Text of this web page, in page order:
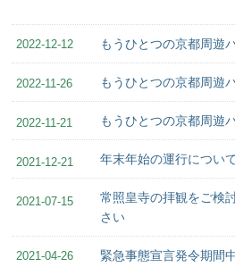
2022-12-12 もうひとつの京都周遊
2022-11-26 もうひとつの京都周遊
2022-11-21 もうひとつの京都周遊
2021-12-21 年末年始の運行につい
2021-07-15
常照皇寺の拝観をご検
さい
2021-04-26
緊急事態宣言発令期間